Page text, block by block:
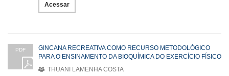
Acessar
PDF
GINCANA RECREATIVA COMO RECURSO METODOLÓGICO
PARA O ENSINAMENTO DA BIOQUÍMICA DO EXERCÍCIO FÍSICO
THUANI LAMENHA COSTA